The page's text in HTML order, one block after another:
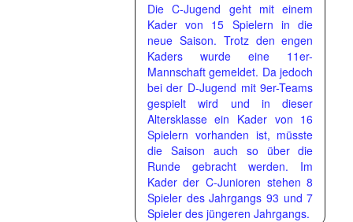
Die C-Jugend geht mit einem
Kader von 15 Spielern in die
neue Saison. Trotz den engen
Kaders wurde eine 11er-
Mannschaft gemeldet. Da jedoch
bei der D-Jugend mit 9er-Teams
gespielt wird und in dieser
Altersklasse ein Kader von 16
Spielern vorhanden ist, müsste
die Saison auch so über die
Runde gebracht werden. Im
Kader der C-Junioren stehen 8
Spieler des Jahrgangs 93 und 7
Spieler des jüngeren Jahrgangs.